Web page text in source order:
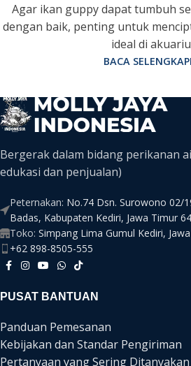
Agar ikan guppy dapat tumbuh
dengan baik, penting untuk
ideal di
BACA
Bergerak dalam bidang perikanan
edukasi dan penjualan)
Peternakan: No.74 Dsn. Surowono 02/
Badas, Kabupaten Kediri, Jawa Timur
Toko: Simpang Lima Gumul Kediri,
+62 898-8505-555
PUSAT BANTUAN
Panduan Pemesanan
Kebijakan dan Standar Pengiriman
Pertanyaan yang Sering Ditanyakan